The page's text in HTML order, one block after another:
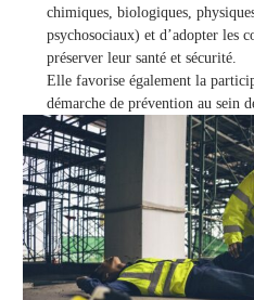
chimiques, biologiques,
psychosociaux) et d’adopter les
préserver leur santé et sécurité.
Elle favorise également la
démarche de prévention au sein